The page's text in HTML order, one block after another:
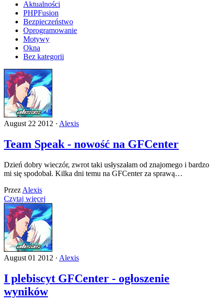
Aktualności
PHPFusion
Bezpieczeństwo
Oprogramowanie
Motywy
Okna
Bez kategorii
August 22 2012 · Alexis
Team Speak - nowość na GFCenter
Dzień dobry wieczór, zwrot taki usłyszałam od znajomego i bardzo
mi się spodobał. Kilka dni temu na GFCenter za sprawą…
Przez Alexis
Czytaj więcej
August 01 2012 · Alexis
I plebiscyt GFCenter - ogłoszenie
wyników